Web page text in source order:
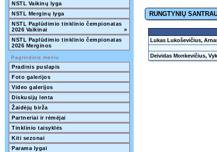
NSTL Vaikinų lyga
NSTL Merginų lyga
NSTL Paplūdimio tinklinio čempionatas
2026 Vaikinai
»
NSTL Paplūdimio tinklinio čempionatas
2026 Merginos
Pagrindinis meniu
Pradinis puslapis
Foto galerijos
Video galerijos
Diskusijų lenta
Žaidėjų birža
Partneriai ir rėmėjai
Tinklinio taisyklės
Kiti sezonai
Parama lygai
RUNGTYNIŲ
Lukas Lukoševičius,
Deividas Monkevičius,